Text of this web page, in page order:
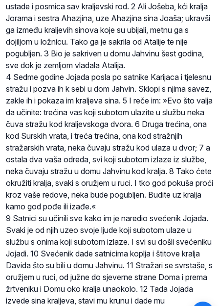
ustade i posmica sav kraljevski rod. 2 Ali Jošeba, kći kralja
Jorama i sestra Ahazjina, uze Ahazjina sina Joaša; ukravši
ga između kraljevih sinova koje su ubijali, metnu ga s
dojiljom u ložnicu. Tako ga je sakrila od Atalije te nije
pogubljen. 3 Bio je sakriven u domu Jahvinu šest godina,
sve dok je zemljom vladala Atalija.
4 Sedme godine Jojada posla po satnike Karijaca i tjelesnu
stražu i pozva ih k sebi u dom Jahvin. Sklopi s njima savez,
zakle ih i pokaza im kraljeva sina. 5 I reče im: »Evo što valja
da učinite: trećina vas koji subotom ulazite u službu neka
čuva stražu kod kraljevskoga dvora. 6 Druga trećina, ona
kod Surskih vrata, i treća trećina, ona kod stražnjih
stražarskih vrata, neka čuvaju stražu kod ulaza u dvor; 7 a
ostala dva vaša odreda, svi koji subotom izlaze iz službe,
neka čuvaju stražu u domu Jahvinu kod kralja. 8 Tako ćete
okružiti kralja, svaki s oružjem u ruci. I tko god pokuša proći
kroz vaše redove, neka bude pogubljen. Budite uz kralja
kamo god pođe ili izađe.«
9 Satnici su učinili sve kako im je naredio svećenik Jojada.
Svaki je od njih uzeo svoje ljude koji subotom ulaze u
službu s onima koji subotom izlaze. I svi su došli svećeniku
Jojadi. 10 Svećenik dade satnicima koplja i štitove kralja
Davida što su bili u domu Jahvinu. 11 Stražari se svrstaše, s
oružjem u ruci, od južne do sjeverne strane Doma i prema
žrtveniku i Domu oko kralja unaokolo. 12 Tada Jojada
izvede sina kraljeva, stavi mu krunu i dade mu